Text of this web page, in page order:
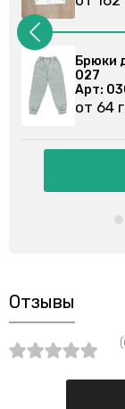
030410205-
Отзывы